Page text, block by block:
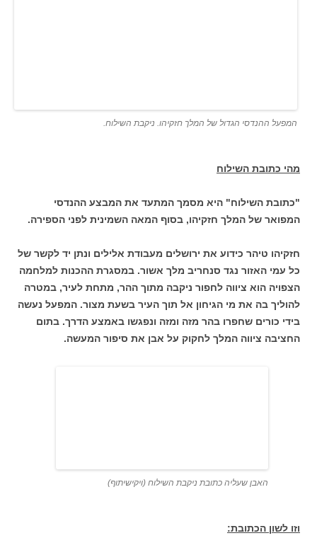
המפעל ההנדסי הגדול של המלך חזקיהו. ניקבת השילוח.
מהי כתובת השילוח
"כתובת השילוח" היא מסמך המתעד את המבצע ההנדסי
המפואר של המלך חזקיהו, בסוף המאה השמינית לפני הספירה.
חזקיהו טיהר כידוע את ירושלים מעבודת אלילים ונתן יד לקשר של
כל עמי האזור נגד סנחריב מלך אשור. במסגרת ההכנות למלחמה
הצפויה הוא ציווה לחפור ניקבה מתוך ההר, מתחת לעיר, במטרה
להוליך בה את מי הגיחון אל תוך העיר בשעת מצור. המפעל נעשה
בידי כורים שחפרו בהר מזה ומזה ונפגשו באמצע הדרך. בתום
החציבה ציווה המלך לחקוק על אבן את סיפור המעשה.
האבן שעליה כתובת ניקבת השילוח (ויקישיתוף)
וזו לשון הכתובת: